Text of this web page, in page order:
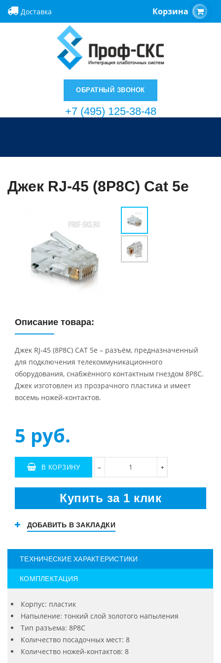
Доставка Корзина
ОБРАТНЫЙ ЗВОНОК
+7 (495) 125-38-48
Джек RJ-45 (8P8C) Cat 5e
Описание товара:
Джек RJ-45 (8P8C) CAT 5e – разъём, предназначенный
для подключения телекоммуникационного
оборудования, снабжённого контактным гнездом 8P8C.
Джек изготовлен из прозрачного пластика и имеет
восемь ножей-контактов.
5 руб.
− +
В КОРЗИНУ
Купить за 1 клик
ДОБАВИТЬ В ЗАКЛАДКИ
ТЕХНИЧЕСКИЕ ХАРАКТЕРИСТИКИ
КОМПЛЕКТАЦИЯ
Корпус: пластик
Напыление: тонкий слой золотого напыления
Тип разъема: 8Р8С
Количество посадочных мест: 8
Количество ножей-контактов: 8